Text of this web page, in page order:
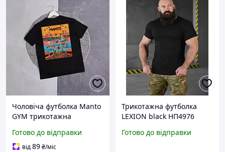
Чоловіча футболка Manto
GYM трикотажна
чорна
Готово до відправки
від89₴/міс
Трикотажна футболка
LEXION black НП4976
Готово до відправки